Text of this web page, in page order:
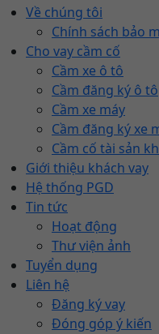
Về chúng tôi
Chính sách bảo
Cho vay cầm cố
Cầm xe ô tô
Cầm đăng ký ô tô
Cầm xe máy
Cầm đăng ký xe
Cầm cố tài sản
Giới thiệu khách vay
Hệ thống PGD
Tin tức
Hoạt động
Thư viện ảnh
Tuyển dụng
Liên hệ
Đăng ký vay
Đóng góp ý kiến